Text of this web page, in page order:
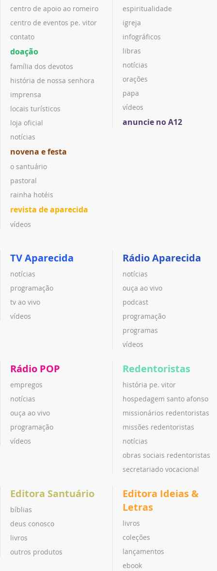
centro de apoio ao romeiro
centro de eventos pe. vitor
contato
doação
família dos devotos
história de nossa senhora
imprensa
locais turísticos
loja oficial
notícias
novena e festa
o santuário
pastoral
rainha hotéis
revista de aparecida
vídeos
espiritualidade
igreja
infográficos
libras
notícias
orações
papa
vídeos
anuncie no A12
TV Aparecida
notícias
programação
tv ao vivo
vídeos
Rádio Aparecida
notícias
ouça ao vivo
podcast
programação
programas
vídeos
Rádio POP
empregos
notícias
ouça ao vivo
programação
vídeos
Redentoristas
história pe. vitor
hospedagem santo afonso
missionários redentoristas
missões redentoristas
notícias
obras sociais redentoristas
secretariado vocacional
Editora Santuário
bíblias
deus conosco
livros
outros produtos
Editora Ideias &
Letras
livros
coleções
lançamentos
ebook